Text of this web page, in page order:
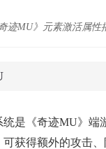
奇迹MU》元素激活属
统是《奇迹MU》端
可获得额外的攻击